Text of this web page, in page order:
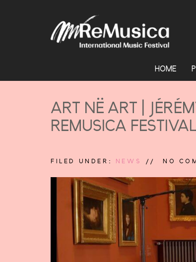
HOME
ART NË ART |
REMUSICA
FILED UNDER: NEWS NO